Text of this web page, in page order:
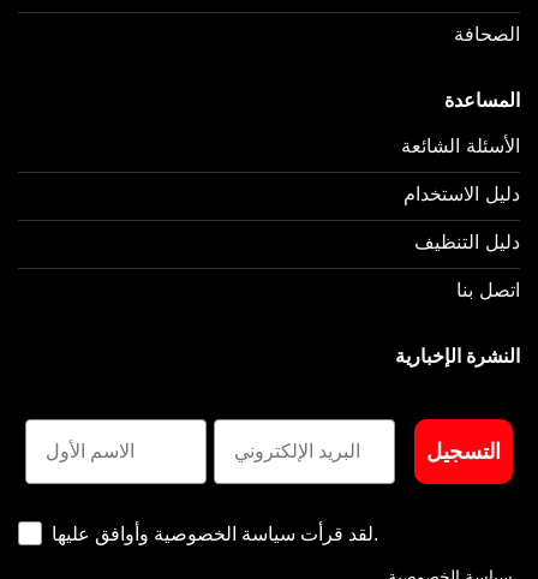
الصحافة
المساعدة
الأسئلة الشائعة
دليل الاستخدام
دليل التنظيف
اتصل بنا
النشرة الإخبارية
الاسم الأول E-Mail
التسجيل
لقد قرأت سياسة الخصوصية وأوافق عليها.